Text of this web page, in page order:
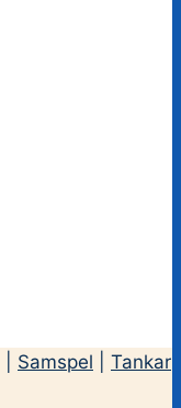
Samspel
Tankar